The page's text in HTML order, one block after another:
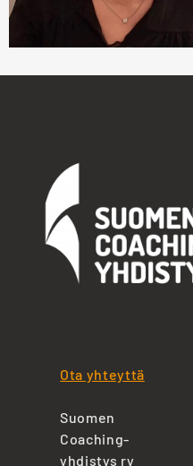
Ota yhteyttä
Suomen
Coaching-
yhdistys ry